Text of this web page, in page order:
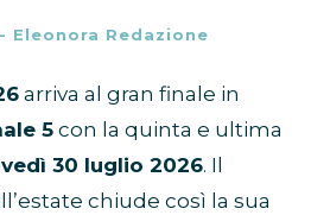
- Eleonora Redazione
arriva al gran finale in
5con la quinta e ultima
30 luglio 2026. Il
chiude così la sua